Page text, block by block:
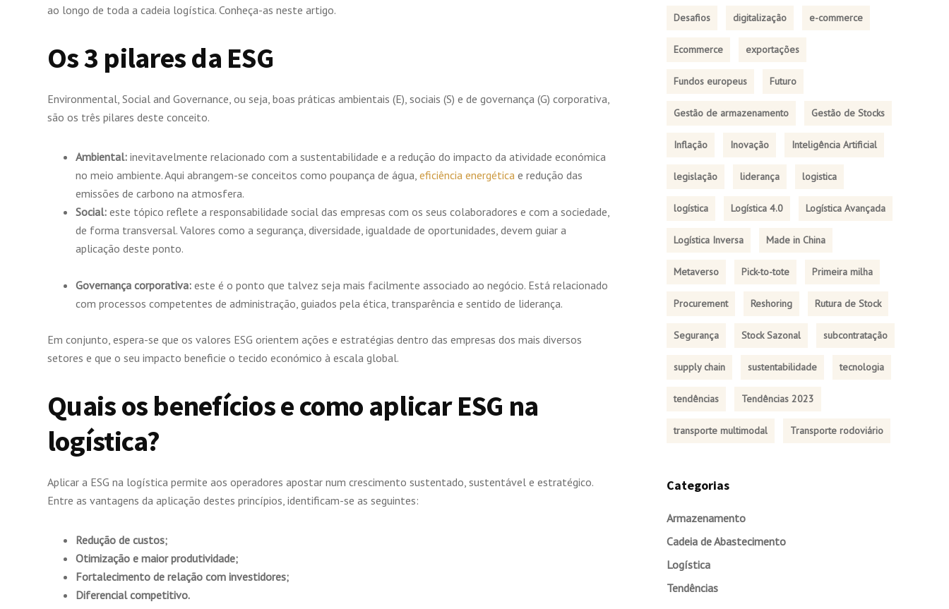
ao longo de toda a cadeia logística. Conheça-as neste artigo.
Os 3 pilares da ESG
Environmental, Social and Governance, ou seja, boas práticas ambientais (E), sociais (S) e de governança (G) corporativa,
são os três pilares deste conceito.
Ambiental: inevitavelmente relacionado com a sustentabilidade e a redução do impacto da atividade económica
no meio ambiente. Aqui abrangem-se conceitos como poupança de água, eficiência energética e redução das
emissões de carbono na atmosfera.
Social: este tópico reflete a responsabilidade social das empresas com os seus colaboradores e com a sociedade,
de forma transversal. Valores como a segurança, diversidade, igualdade de oportunidades, devem guiar a
aplicação deste ponto.
Governança corporativa: este é o ponto que talvez seja mais facilmente associado ao negócio. Está relacionado
com processos competentes de administração, guiados pela ética, transparência e sentido de liderança.
Em conjunto, espera-se que os valores ESG orientem ações e estratégias dentro das empresas dos mais diversos
setores e que o seu impacto beneficie o tecido económico à escala global.
Quais os benefícios e como aplicar ESG na
logística?
Aplicar a ESG na logística permite aos operadores apostar num crescimento sustentado, sustentável e estratégico.
Entre as vantagens da aplicação destes princípios, identificam-se as seguintes:
Redução de custos;
Otimização e maior produtividade;
Fortalecimento de relação com investidores;
Diferencial competitivo.
Desafios digitalização e-commerce
Ecommerce exportações
Fundos europeus Futuro
Gestão de armazenamento Gestão de Stocks
Inflação Inovação Inteligência Artificial
legislação liderança logistica
logística Logística 4.0 Logística Avançada
Logística Inversa Made in China
Metaverso Pick-to-tote Primeira milha
Procurement Reshoring Rutura de Stock
Segurança Stock Sazonal subcontratação
supply chain sustentabilidade tecnologia
tendências Tendências 2023
transporte multimodal Transporte rodoviário
Categorias
Armazenamento
Cadeia de Abastecimento
Logística
Tendências